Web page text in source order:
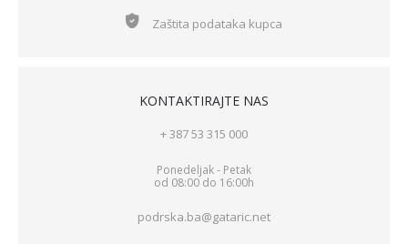
Zaštita podataka kupca
KONTAKTIRAJTE NAS
+ 387 53 315 000
Ponedeljak - Petak
od 08:00 do 16:00h
podrska.ba@gataric.net